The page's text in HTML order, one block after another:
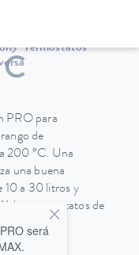
Termostatos
PRO para
de
200 °C. Una
una buena
10 a 30 litros y
los termostatos de
gama de
será